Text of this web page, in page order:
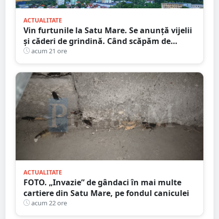
ACTUALITATE
Vin furtunile la Satu Mare. Se anunță vijelii
și căderi de grindină. Când scăpăm de
caniculă
acum 21 ore
ACTUALITATE
FOTO. „Invazie” de gândaci în mai multe
cartiere din Satu Mare, pe fondul caniculei
acum 22 ore